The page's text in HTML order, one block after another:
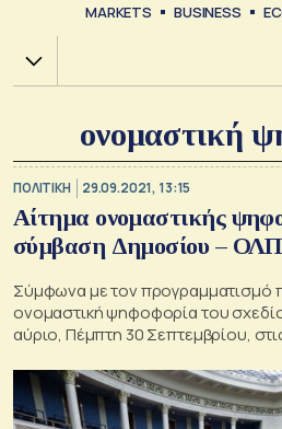
MARKETS BUSINESS
Χ.Α.
ονομαστική
ΠΟΛΙΤΙΚΗ 29.09.2021, 13:15
Αίτημα ονομαστικής
σύμβαση Δημοσίου – ΟΛΠ
Σύμφωνα με τον προγραμματισμό
ονομαστική ψηφοφορία του
αύριο, Πέμπτη 30 Σεπτεμβρίου,